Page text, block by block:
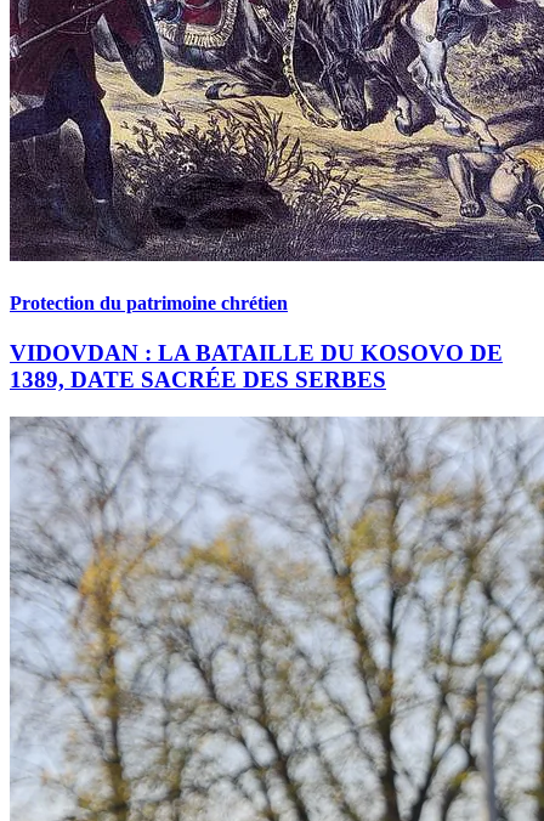
Protection du patrimoine chrétien
VIDOVDAN : LA BATAILLE DU KOSOVO DE
1389, DATE SACRÉE DES SERBES